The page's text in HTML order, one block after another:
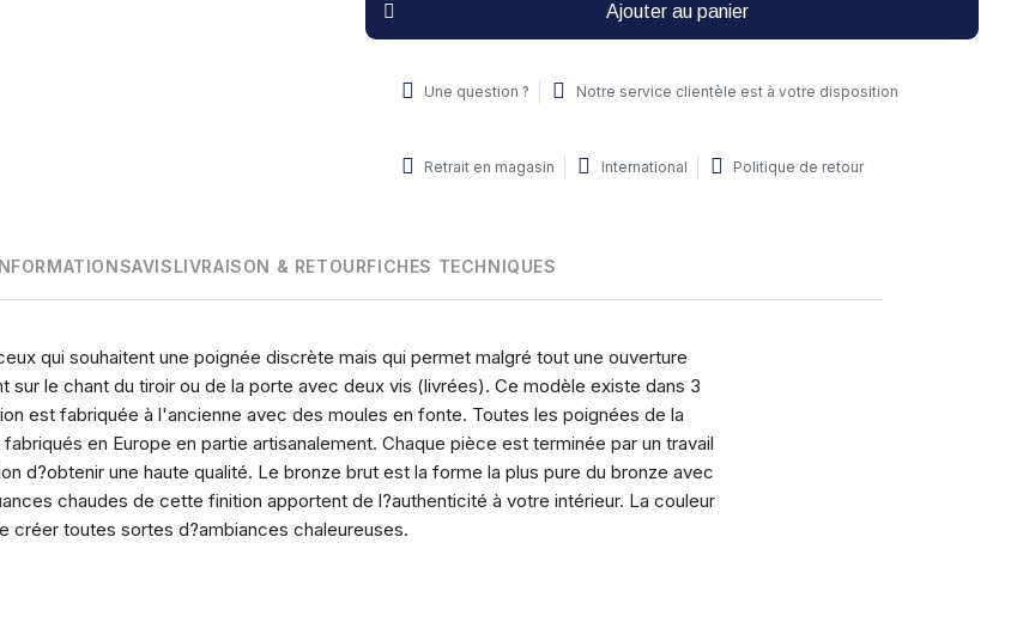
Ajouter au panier
Une question ? Notre service clientèle est à votre disposition
Retrait en magasin International Politique de retour
AVISLIVRAISON & RETOURFICHES TECHNIQUES
qui souhaitent une poignée discrète mais qui permet malgré tout une ouverture
le chant du tiroir ou de la porte avec deux vis (livrées). Ce modèle existe dans 3
est fabriquée à l'ancienne avec des moules en fonte. Toutes les poignées de la
en Europe en partie artisanalement. Chaque pièce est terminée par un travail
d?obtenir une haute qualité. Le bronze brut est la forme la plus pure du bronze avec
chaudes de cette finition apportent de l?authenticité à votre intérieur. La couleur
créer toutes sortes d?ambiances chaleureuses.